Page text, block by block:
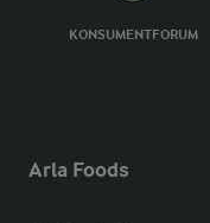
KONSUMENTFORUM
Arla Foods